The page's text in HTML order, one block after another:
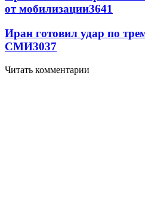
от мобилизации3641
Иран готовил удар по
СМИ3037
Читать комментарии